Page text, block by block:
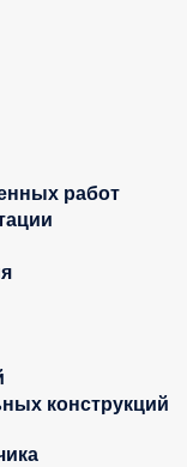
работ
конструкций